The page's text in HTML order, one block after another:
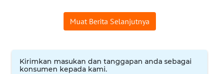
Muat Berita Selanjutnya
Kirimkan masukan dan tanggapan anda sebagai
konsumen kepada kami.
WN
RIAU